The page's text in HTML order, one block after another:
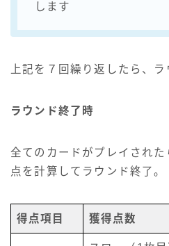
します
上記を７回繰り返したら、
ラウンド終了時
全てのカードがプレイされ
点を計算してラウンド終了。
得点項目 獲得点数